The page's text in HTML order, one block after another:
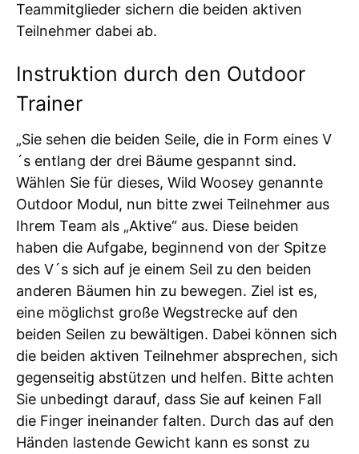
Teammitglieder sichern die beiden aktiven
Teilnehmer dabei ab.
Instruktion durch den Outdoor
Trainer
„Sie sehen die beiden Seile, die in Form eines V
´s entlang der drei Bäume gespannt sind.
Wählen Sie für dieses, Wild Woosey genannte
Outdoor Modul, nun bitte zwei Teilnehmer aus
Ihrem Team als „Aktive“ aus. Diese beiden
haben die Aufgabe, beginnend von der Spitze
des V´s sich auf je einem Seil zu den beiden
anderen Bäumen hin zu bewegen. Ziel ist es,
eine möglichst große Wegstrecke auf den
beiden Seilen zu bewältigen. Dabei können sich
die beiden aktiven Teilnehmer absprechen, sich
gegenseitig abstützen und helfen. Bitte achten
Sie unbedingt darauf, dass Sie auf keinen Fall
die Finger ineinander falten. Durch das auf den
Händen lastende Gewicht kann es sonst zu